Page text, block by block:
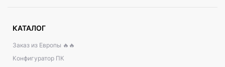
КАТАЛОГ
Заказ из Европы 🔥🔥
Конфигуратор ПК